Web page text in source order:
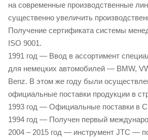
на современные производственные
существенно увеличить
Получение сертификата системы
ISO 9001.
1991 год — Ввод в ассортимент
для немецких автомобилей — BMW,
Benz. В этом же году были
официальные поставки продукции в
1993 год — Официальные поставки в
1994 год — Получен первый
2004 – 2015 год — инструмент JTC —